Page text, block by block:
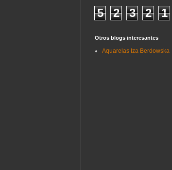
5 2 3 2 1
Otros blogs interesantes
Aquarelas Iza Berdowska